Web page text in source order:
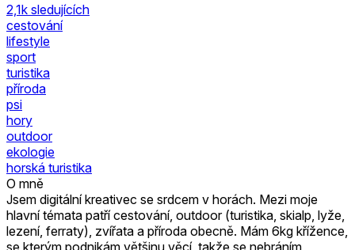
2,1k sledujících
cestování
lifestyle
sport
turistika
příroda
psi
hory
outdoor
ekologie
horská turistika
O mně
Jsem digitální kreativec se srdcem v horách. Mezi moje
hlavní témata patří cestování, outdoor (turistika, skialp, lyže,
lezení, ferraty), zvířata a příroda obecně. Mám 6kg křížence,
se kterým podnikám většinu věcí, takže se nebráním